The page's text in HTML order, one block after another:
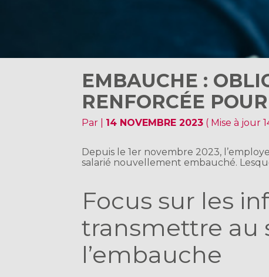
EMBAUCHE :
RENFORCÉE
Par 14 NOVEMBRE 2023 ( Mise à jour
Depuis le 1er novembre 2023,
salarié nouvellement embauché.
Focus sur les
transmettre au
l’embauche